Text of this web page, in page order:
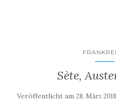
Sète,
Veröffentlicht am 28. März 2018